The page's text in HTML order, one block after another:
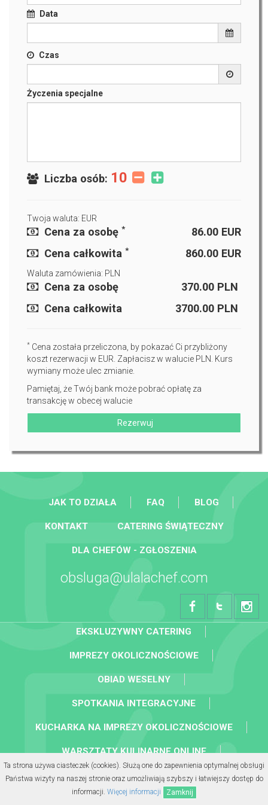
Data
Czas
Życzenia specjalne
Liczba osób: 10
Twoja waluta: EUR
Cena za osobę * EUR
86.00
Cena całkowita * EUR
860.00
Waluta zamówienia: PLN
Cena za osobę PLN
370.00
Cena całkowita
PLN
3700.00
* Cena została przeliczona, by pokazać Ci przybliżony
koszt rezerwacji w EUR. Zapłacisz w walucie PLN. Kurs
wymiany może ulec zmianie.
Pamiętaj, że Twój bank może pobrać opłatę za
transakcję w obecej walucie
Rezerwuj
JAK TO DZIAŁA FAQ BLOG
KONTAKT CATERING ŚWIĄTECZNY
DLA CHEFÓW - ZGŁOSZENIA
obsluga@ulalachef.com
EKSKLUZYWNY CATERING
IMPREZY OKOLICZNOŚCIOWE
OBIAD WESELNY
SPOTKANIA INTEGRACYJNE
KUCHARKA NA IMPREZY OKOLICZNOŚCIOWE
WARSZTATY KULINARNE ONLINE
KOLACJA BIZNESOWA
Ta strona używa ciasteczek (cookies). Służą one do zapewnienia optymalnej obsługi
Państwa wizyty na naszej stronie oraz umożliwiają szybszy i łatwiejszy dostęp do
informacji. Więcej informacji Zamknij